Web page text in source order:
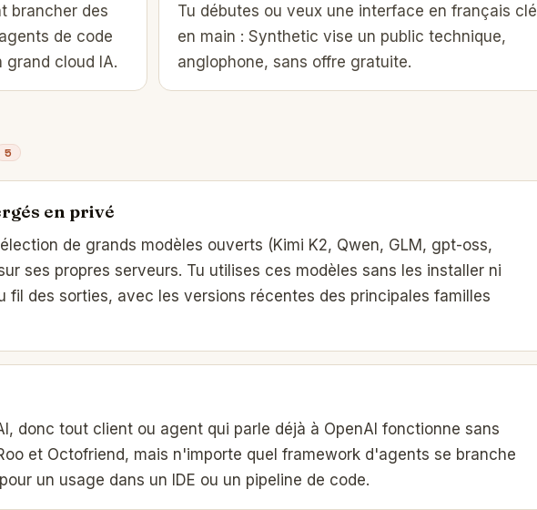
brancher des
de code
grand cloud IA.
Tu débutes ou veux une interface en français clé
en main : Synthetic vise un public technique,
anglophone, sans offre gratuite.
5
en privé
de grands modèles ouverts (Kimi K2, Qwen, GLM, gpt-oss,
ses propres serveurs. Tu utilises ces modèles sans les installer ni
fil des sorties, avec les versions récentes des principales familles
donc tout client ou agent qui parle déjà à OpenAI fonctionne sans
et Octofriend, mais n'importe quel framework d'agents se branche
un usage dans un IDE ou un pipeline de code.